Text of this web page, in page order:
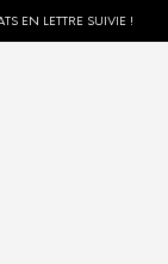
EN LETTRE SUIVIE !